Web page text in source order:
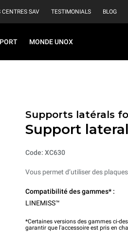
CENTRES SAV TESTIMONIALS BLOG
MONDE UNOX
Supports latérals
Support
Code: XC630
Vous permet d’utiliser des
Compatibilité des gammes* :
LINEMISS™
*Certaines versions des gammes ci-
garantir que l'accessoire est pris en